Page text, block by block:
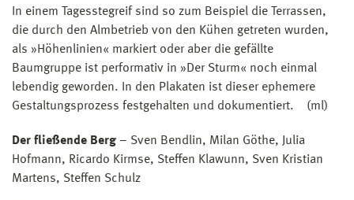
In einem Tagesstegreif sind so zum Beispiel die Terrassen,
die durch den Almbetrieb von den Kühen getreten wurden,
als »Höhenlinien« markiert oder aber die gefällte
Baumgruppe ist performativ in »Der Sturm« noch einmal
lebendig geworden. In den Plakaten ist dieser ephemere
Gestaltungsprozess festgehalten und dokumentiert. (ml)
Der fließende Berg– Sven Bendlin, Milan Göthe, Julia
Hofmann, Ricardo Kirmse, Steffen Klawunn, Sven Kristian
Martens, Steffen Schulz